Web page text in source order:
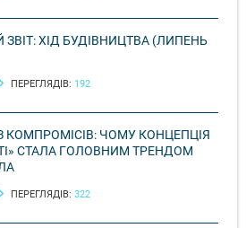
ХІД БУДІВНИЦТВА (ЛИПЕНЬ
ПЕРЕГЛЯДІВ: 192
КОМПРОМІСІВ: ЧОМУ КОНЦЕПЦІЯ
СТАЛА ГОЛОВНИМ ТРЕНДОМ
ПЕРЕГЛЯДІВ: 322